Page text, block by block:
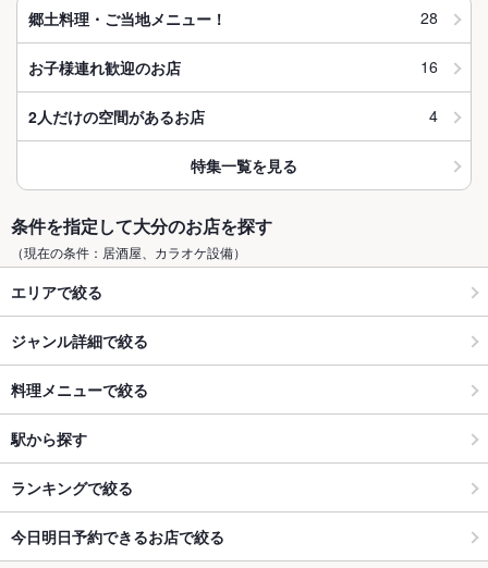
郷土料理・ご当地メニュー！ 28
お子様連れ歓迎のお店 16
2人だけの空間があるお店 4
特集一覧を見る
条件を指定して大分のお店を探す
（現在の条件：居酒屋、カラオケ設備）
エリアで絞る
ジャンル詳細で絞る
料理メニューで絞る
駅から探す
ランキングで絞る
今日明日予約できるお店で絞る